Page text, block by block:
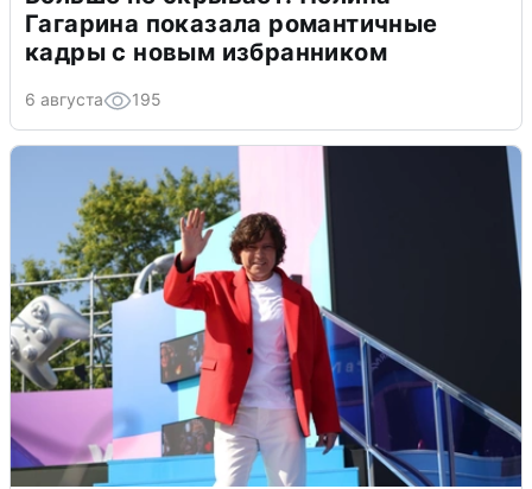
Гагарина показала романтичные
кадры с новым избранником
6 августа 195